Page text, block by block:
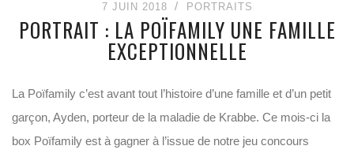
7 JUIN 2018 PORTRAITS
PORTRAIT : LA POÏFAMILY UNE FAMILLE
EXCEPTIONNELLE
La Poïfamily c’est avant tout l’histoire d’une famille et d’un petit
garçon, Ayden, porteur de la maladie de Krabbe. Ce mois-ci la
box Poïfamily est à gagner à l’issue de notre jeu concours